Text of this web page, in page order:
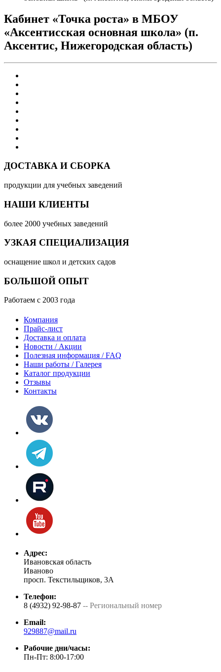
Кабинет «Точка роста» в МБОУ
«Аксентисская основная школа» (п.
Аксентис, Нижегородская область)
ДОСТАВКА И СБОРКА
продукции для учебных заведений
НАШИ КЛИЕНТЫ
более 2000 учебных заведений
УЗКАЯ СПЕЦИАЛИЗАЦИЯ
оснащение школ и детских садов
БОЛЬШОЙ ОПЫТ
Работаем с 2003 года
Компания
Прайс-лист
Доставка и оплата
Новости / Акции
Полезная информация / FAQ
Наши работы / Галерея
Каталог продукции
Отзывы
Контакты
Адрес:
Ивановская область
Иваново
просп. Текстильщиков, 3А
Телефон:
8 (4932) 92-98-87 -- Региональный номер
Email:
929887@mail.ru
Рабочие дни/часы:
Пн-Пт: 8:00-17:00